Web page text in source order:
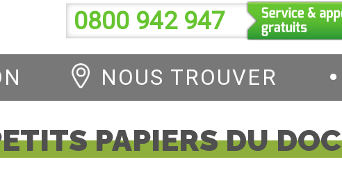
0800 942 947
NOUS TROUVER
PAPIERS DU DOC